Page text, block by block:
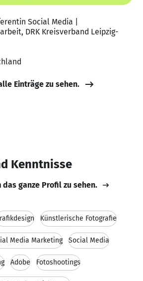
Social Media |
DRK Kreisverband Leipzig-
Einträge zu sehen.
Kenntnisse
das ganze Profil zu sehen.
Künstlerische Fotografie
Media Marketing Social Media
Adobe Fotoshootings